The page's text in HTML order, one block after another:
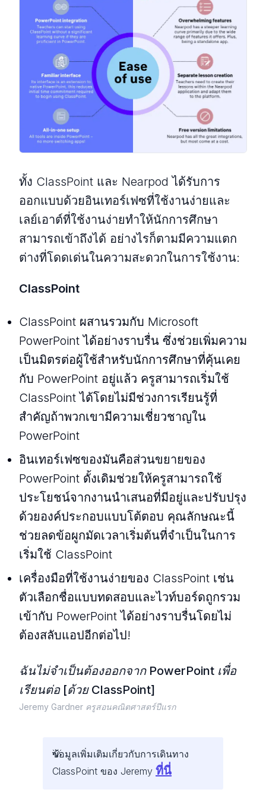
ทั้ง ClassPoint และ Nearpod ได้รับการ
ออกแบบด้วยอินเทอร์เฟซที่ใช้งานง่ายและ
เลย์เอาต์ที่ใช้งานง่ายทําให้นักการศึกษา
สามารถเข้าถึงได้ อย่างไรก็ตามมีความแตก
ต่างที่โดดเด่นในความสะดวกในการใช้งาน:
ClassPoint
ClassPoint ผสานรวมกับ Microsoft
PowerPoint ได้อย่างราบรื่น ซึ่งช่วยเพิ่มความ
เป็นมิตรต่อผู้ใช้สําหรับนักการศึกษาที่คุ้นเคย
กับ PowerPoint อยู่แล้ว ครูสามารถเริ่มใช้
ClassPoint ได้โดยไม่มีช่วงการเรียนรู้ที่
สําคัญถ้าพวกเขามีความเชี่ยวชาญใน
PowerPoint
อินเทอร์เฟซของมันคือส่วนขยายของ
PowerPoint ดั้งเดิมช่วยให้ครูสามารถใช้
ประโยชน์จากงานนําเสนอที่มีอยู่และปรับปรุง
ด้วยองค์ประกอบแบบโต้ตอบ คุณลักษณะนี้
ช่วยลดข้อผูกมัดเวลาเริ่มต้นที่จําเป็นในการ
เริ่มใช้ ClassPoint
เครื่องมือที่ใช้งานง่ายของ ClassPoint เช่น
ตัวเลือกชื่อแบบทดสอบและไวท์บอร์ดถูกรวม
เข้ากับ PowerPoint ได้อย่างราบรื่นโดยไม่
ต้องสลับแอปอีกต่อไป!
ฉันไม่จําเป็นต้องออกจาก PowerPoint เพื่อ
เรียนต่อ [ด้วย ClassPoint]
Jeremy Gardner ครูสอนคณิตศาสตร์ปีแรก
ข้อมูลเพิ่มเติมเกี่ยวกับการเดินทาง
ClassPoint ของ Jeremy ที่นี่